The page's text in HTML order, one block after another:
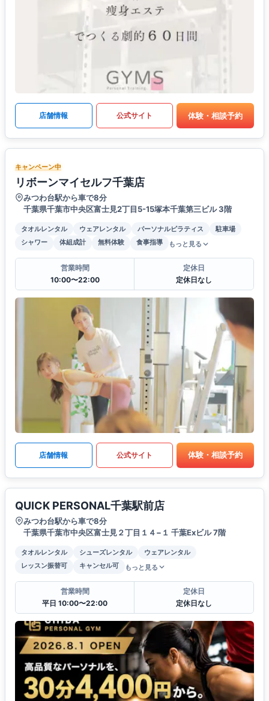
店舗情報 公式サイト 体験・相談予約
キャンペーン中
リボーンマイセルフ千葉店
みつわ台駅から車で8分
千葉県千葉市中央区富士見2丁目5-15塚本千葉第三ビル 3階
タオルレンタル ウェアレンタル パーソナルピラティス
駐車場
シャワー
体組成計 無料体験 食事指導 もっと見る
営業時間
10:00〜22:00
定休日
定休日なし
店舗情報 公式サイト 体験・相談予約
QUICK PERSONAL千葉駅前店
みつわ台駅から車で8分
千葉県千葉市中央区富士見２丁目１４−１ 千葉Exビル 7階
タオルレンタル シューズレンタル
ウェアレンタル
レッスン振替可
キャンセル可 もっと見る
営業時間
平日 10:00〜22:00
定休日
定休日なし